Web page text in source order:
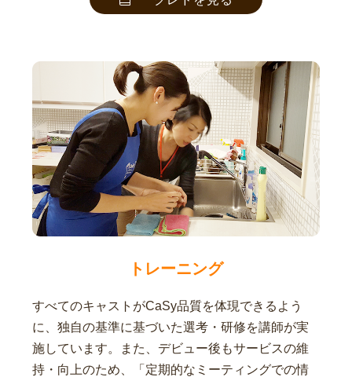
トレーニング
すべてのキャストがCaSy品質を体現できるよう
に、独自の基準に基づいた選考・研修を講師が実
施しています。また、デビュー後もサービスの維
持・向上のため、「定期的なミーティングでの情